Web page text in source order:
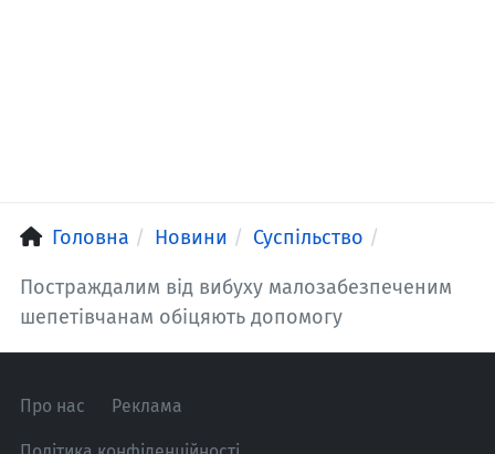
Головна Новини Суспільство
Постраждалим від вибуху малозабезпеченим
шепетівчанам обіцяють допомогу
Про нас Реклама